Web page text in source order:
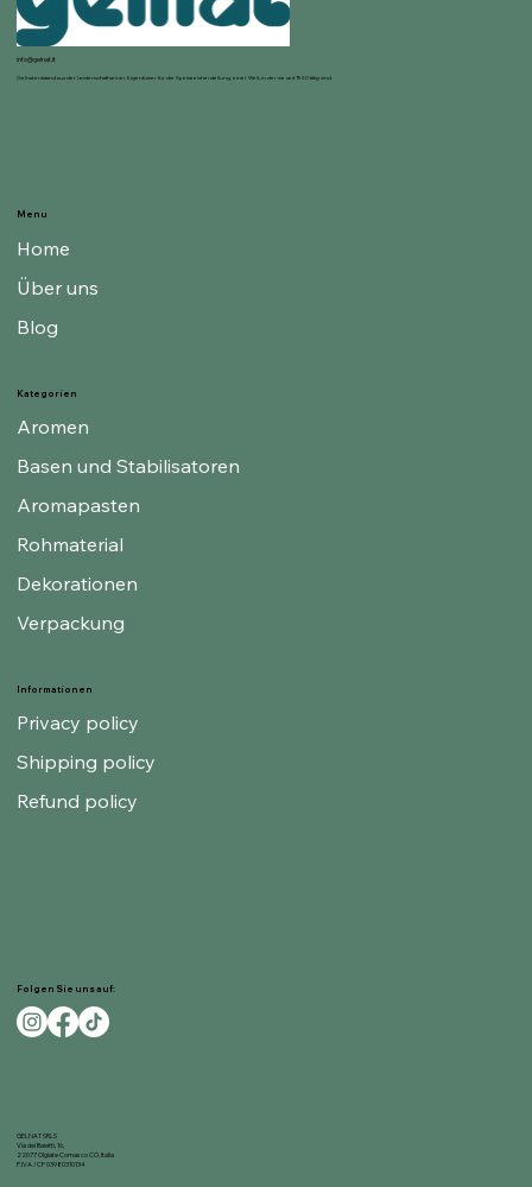
info@gelnat.it
Gelnat entstand aus der Leidenschaft seiner Eigentümer für die Speiseeisherstellung, einer Welt, in der sie seit 1950 tätig sind.
Informationen
Privacy policy
Shipping policy
Refund policy
Kategorien
Aromen
Basen und Stabilisatoren
Aromapasten
Rohmaterial
Dekorationen
Verpackung
Menu
Home
Über uns
Blog
Folgen Sie uns auf:
GELNAT SRLS
Via dei Baietti, 16,
22077 Olgiate Comasco CO, Italia
P.IVA / CF 03980310134